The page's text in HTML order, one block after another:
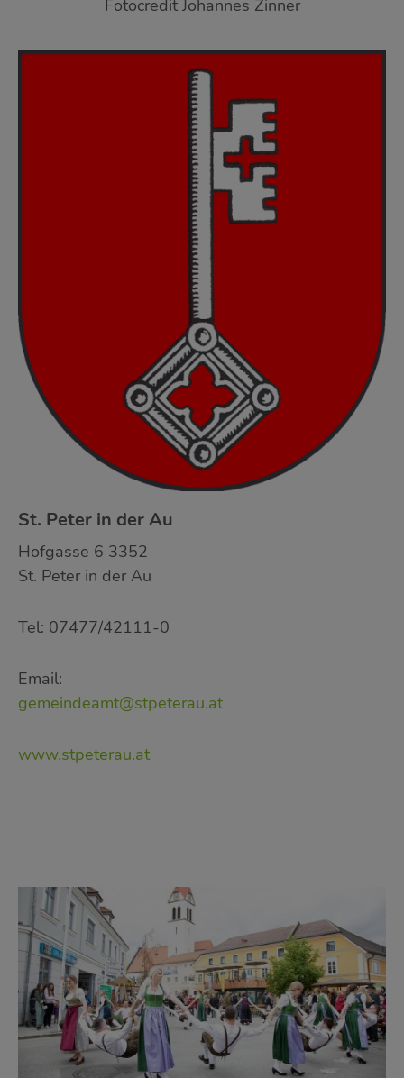
Fotocredit Johannes Zinner
St. Peter in der Au
Hofgasse 6 3352
St. Peter in der Au
Tel: 07477/42111-0
Email:
gemeindeamt@stpeterau.at
www.stpeterau.at